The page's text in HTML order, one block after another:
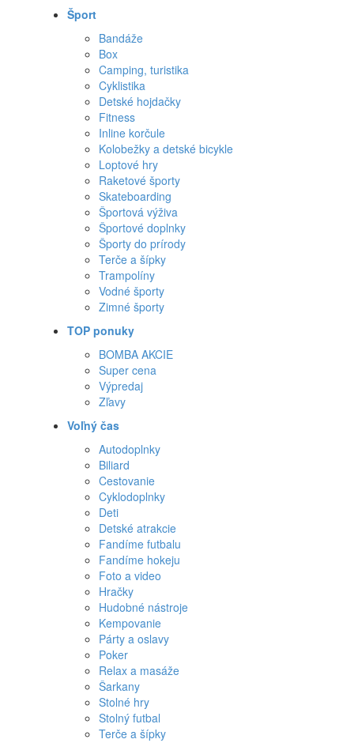
Šport
Bandáže
Box
Camping, turistika
Cyklistika
Detské hojdačky
Fitness
Inline korčule
Kolobežky a detské bicykle
Loptové hry
Raketové športy
Skateboarding
Športová výživa
Športové doplnky
Športy do prírody
Terče a šípky
Trampolíny
Vodné športy
Zimné športy
TOP ponuky
BOMBA AKCIE
Super cena
Výpredaj
Zľavy
Voľný čas
Autodoplnky
Biliard
Cestovanie
Cyklodoplnky
Deti
Detské atrakcie
Fandíme futbalu
Fandíme hokeju
Foto a video
Hračky
Hudobné nástroje
Kempovanie
Párty a oslavy
Poker
Relax a masáže
Šarkany
Stolné hry
Stolný futbal
Terče a šípky